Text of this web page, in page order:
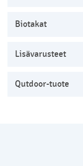
Biotakat
Lisävarusteet
Qutdoor-tuote